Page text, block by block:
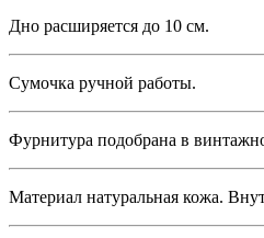
Дно расширяется до 10 см.
Сумочка ручной работы.
Фурнитура подобрана в
Материал натуральная кожа.